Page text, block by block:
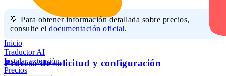
Inicio
Traductor AI
Instalar extensión
Precios
💡 Para obtener información detallada sobre precios,
consulte el documentación oficial.
Proceso de solicitud y configuración